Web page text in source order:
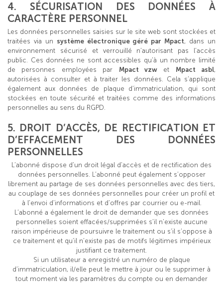
4. SÉCURISATION DES DONNÉES À
CARACTÈRE PERSONNEL
Les données personnelles saisies sur le site web sont stockées et
traitées via un système électronique géré par Mpact, dans un
environnement sécurisé et verrouillé n’autorisant pas l’accès
public. Ces données ne sont accessibles qu’à un nombre limité
de personnes employées par Mpact vzwet Mpact asbl,
autorisées à consulter et à traiter les données. Cela s’applique
également aux données de plaque d’immatriculation, qui sont
stockées en toute sécurité et traitées comme des informations
personnelles au sens du RGPD.
5. DROIT D’ACCÈS, DE RECTIFICATION ET
D’EFFACEMENT DES DONNÉES
PERSONNELLES
L’abonné dispose d’un droit légal d’accès et de rectification des
données personnelles. L’abonné peut également s’opposer
librement au partage de ses données personnelles avec des tiers,
au couplage de ses données personnelles pour créer un profil et
à l’envoi d’informations et d’offres par courrier ou e-mail.
L’abonné a également le droit de demander que ses données
personnelles soient effacées/supprimées s’il n’existe aucune
raison impérieuse de poursuivre le traitement ou s’il s’oppose à
ce traitement et qu’il n’existe pas de motifs légitimes impérieux
justifiant ce traitement.
Si un utilisateur a enregistré un numéro de plaque
d’immatriculation, il/elle peut le mettre à jour ou le supprimer à
tout moment via les paramètres du compte ou en demander